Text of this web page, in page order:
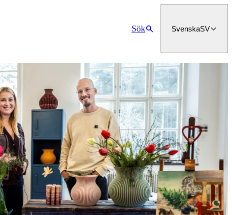
Sök SvenskaSV